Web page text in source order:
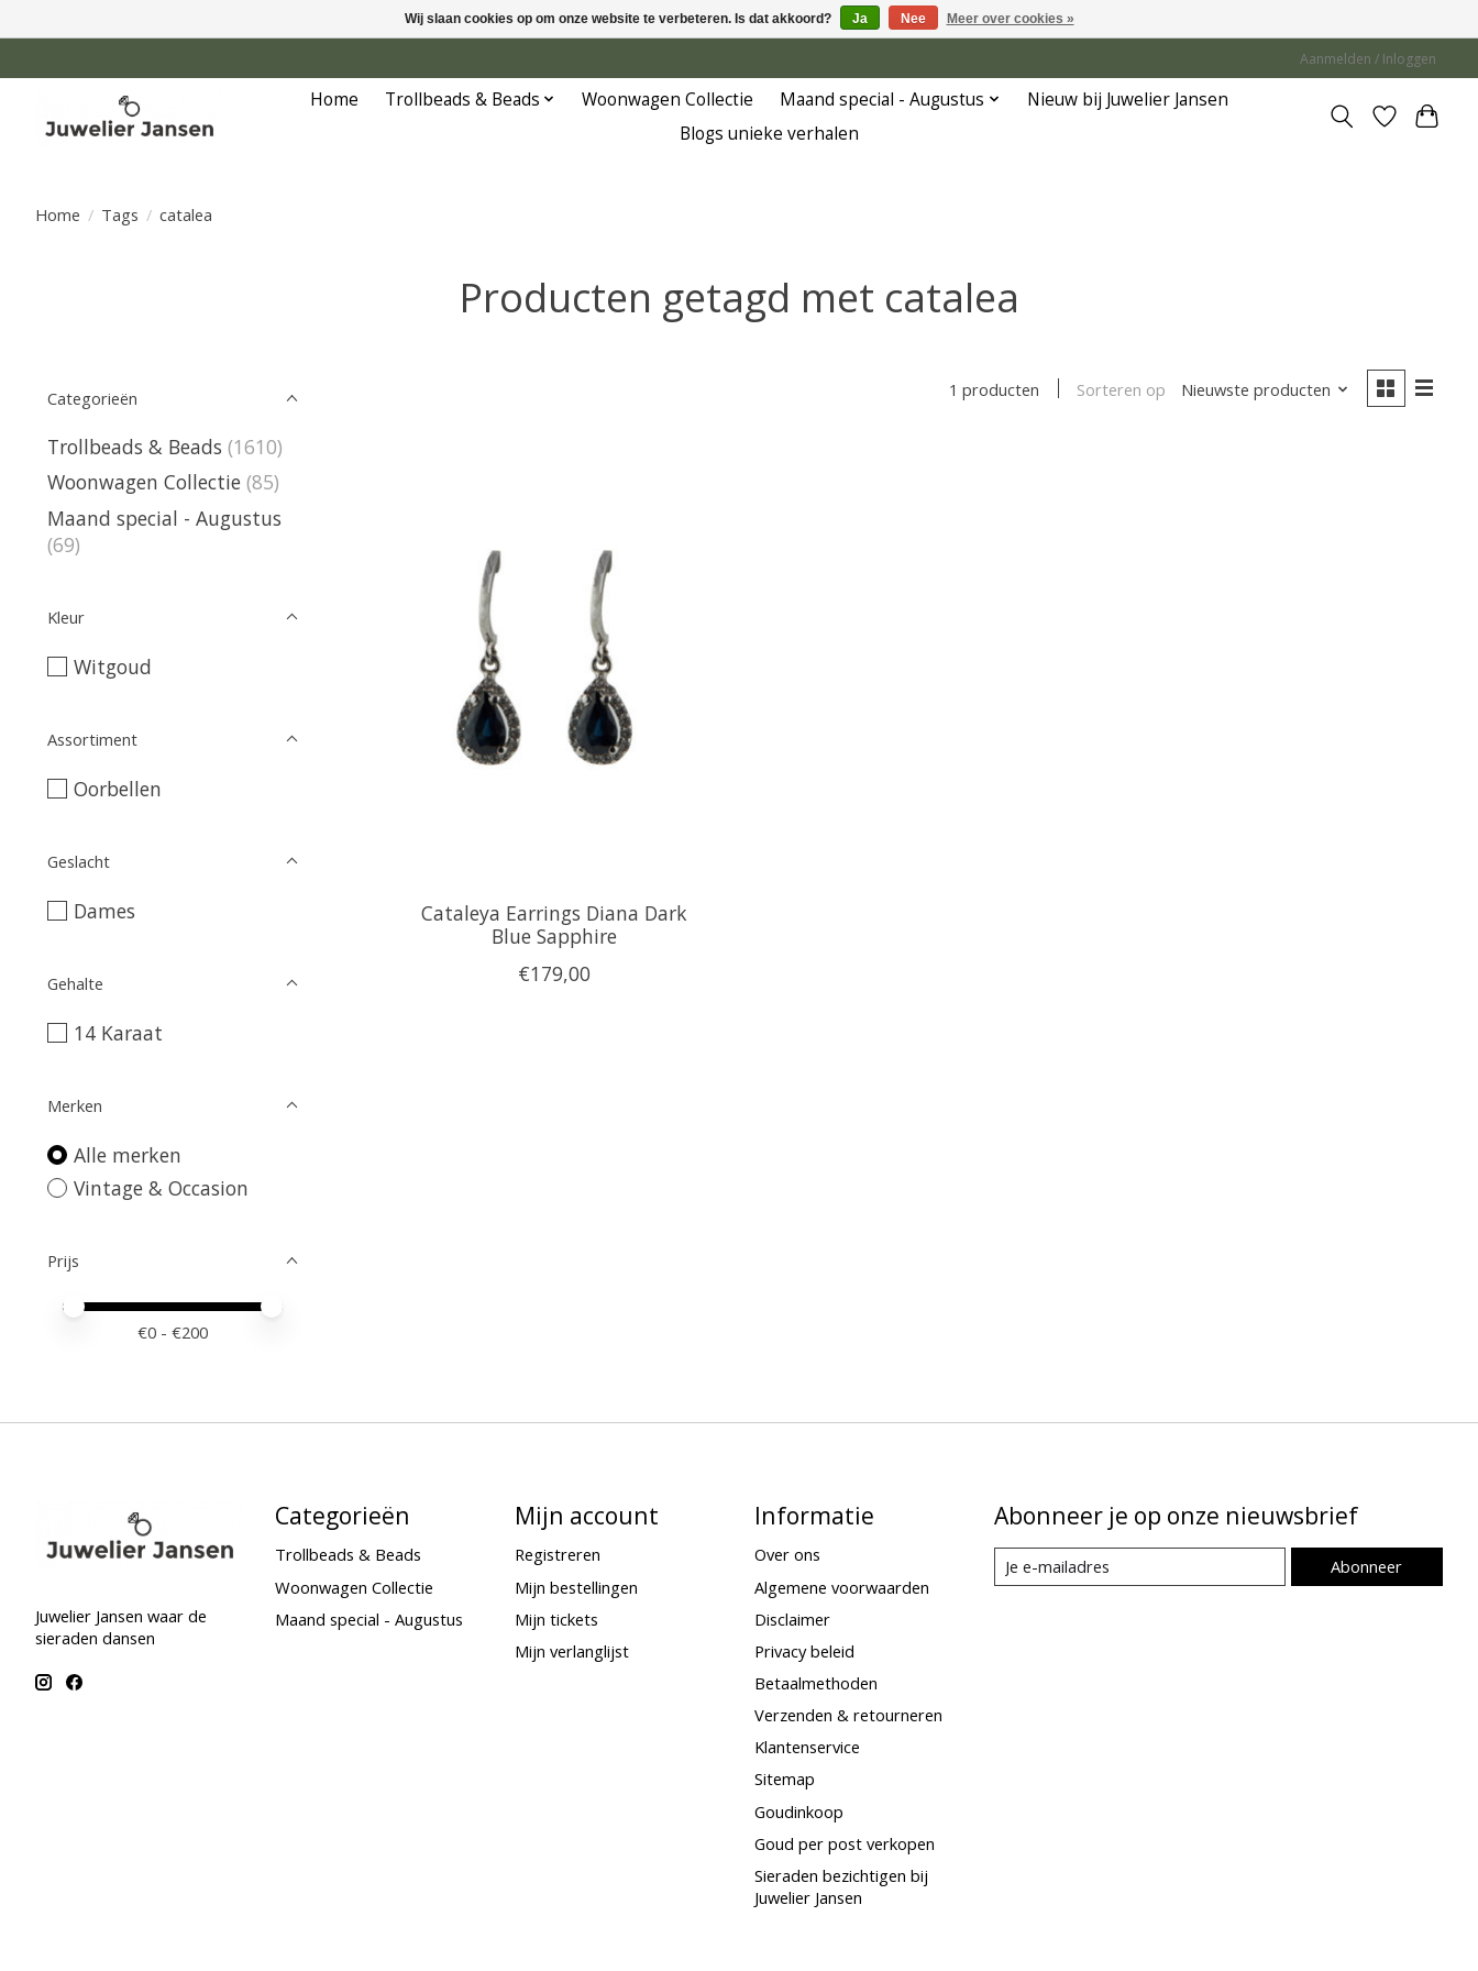
Aanmelden / Inloggen
Home Trollbeads & Beads Woonwagen Collectie Maand special - Augustus
Nieuw bij Juwelier Jansen
Blogs unieke verhalen
Home / Tags / catalea
Producten getagd met catalea
Categorieën
Trollbeads & Beads (1610)
Woonwagen Collectie (85)
Maand special - Augustus
(69)
Kleur
Witgoud
Assortiment
Oorbellen
Geslacht
Dames
Gehalte
14 Karaat
Merken
Alle merken
Vintage & Occasion
Prijs
Minimale prijswaarde
Price maximum value
€0 - €200
1 producten Sorteren op Nieuwste producten
Cataleya Earrings Diana Dark
Blue Sapphire
€179,00
Juwelier Jansen waar de
sieraden dansen
Categorieën
Trollbeads & Beads
Woonwagen Collectie
Maand special - Augustus
Mijn account
Registreren
Mijn bestellingen
Mijn tickets
Mijn verlanglijst
Informatie
Over ons
Algemene voorwaarden
Disclaimer
Privacy beleid
Betaalmethoden
Verzenden & retourneren
Klantenservice
Sitemap
Goudinkoop
Goud per post verkopen
Sieraden bezichtigen bij
Juwelier Jansen
Abonneer je op onze nieuwsbrief
Abonneer
Wij slaan cookies op om onze website te verbeteren. Is dat akkoord? Ja Nee Meer over cookies »